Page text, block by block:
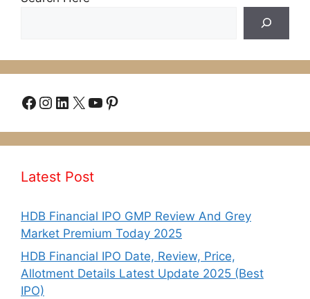
Facebook
Instagram
LinkedIn
X YouTube
Pinterest
Latest Post
HDB Financial IPO GMP Review And Grey
Market Premium Today 2025
HDB Financial IPO Date, Review, Price,
Allotment Details Latest Update 2025 (Best
IPO)